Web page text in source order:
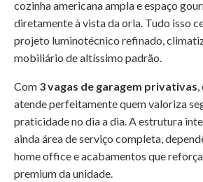
cozinha americana ampla e espaço
diretamente à vista da orla. Tudo isso
projeto luminotécnico refinado,
mobiliário de altíssimo padrão.
Com 3 vagas de garagem privativas
atende perfeitamente quem valoriza
praticidade no dia a dia. A estrutura
ainda área de serviço completa,
home office e acabamentos que
premium da unidade.